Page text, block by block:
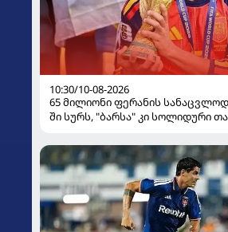
10:30/10-08-2026
65 მილიონი ფერანის
ში სურს, "ბარსა" კი სოლიდური